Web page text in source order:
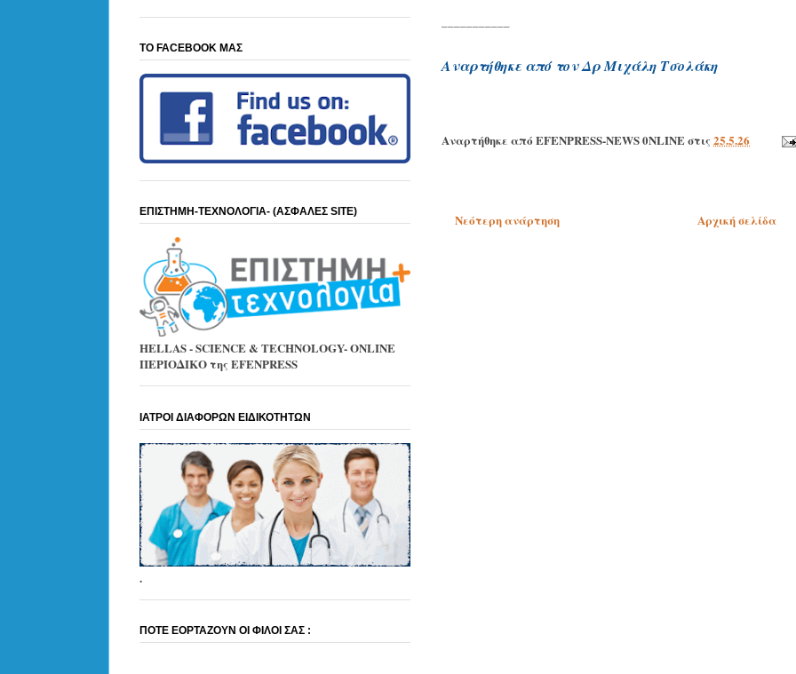
Αναρτήθηκε από τον Δρ Μιχάλη Τσολάκη
Αναρτήθηκε από EFENPRESS-NEWS 0NLINEστις 25.5.26
Νεότερη ανάρτηση Αρχική σελίδα
ΤΟ FACEBOOK ΜΑΣ
ΕΠΙΣΤΗΜΗ-ΤΕΧΝΟΛΟΓΙΑ- (ΑΣΦΑΛΕΣ SITE)
HELLAS - SCIENCE & TECHNOLOGY- ONLINE
ΠΕΡΙΟΔΙΚΟ της EFENPRESS
ΙΑΤΡΟΙ ΔΙΑΦΟΡΩΝ ΕΙΔΙΚΟΤΗΤΩΝ
.
ΠΟΤΕ ΕΟΡΤΑΖΟΥΝ ΟΙ ΦΙΛΟΙ ΣΑΣ :